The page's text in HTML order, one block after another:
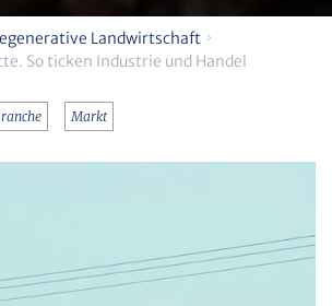
Landwirtschaft
So ticken Industrie und Handel
Markt